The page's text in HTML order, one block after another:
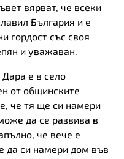
вярват, че всеки
България и е
гордост със своя
и уважаван.
е в село
от общинските
че тя ще си намери
да се развива в
че вече е
да си намери дом във